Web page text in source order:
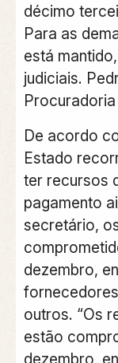
décimo
Para as
está
judiciais.
De acordo
Estado
ter recursos
pagamento
secretário,
dezembro,
outros. “Os
estão
dezembro,